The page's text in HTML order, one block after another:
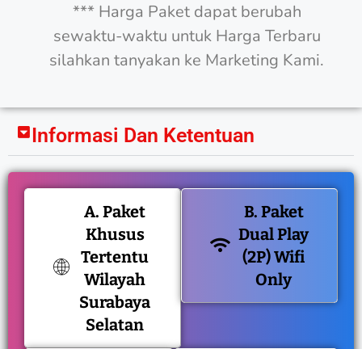
*** Harga Paket dapat berubah
sewaktu-waktu untuk Harga Terbaru
silahkan tanyakan ke Marketing Kami.
Informasi Dan Ketentuan
A. Paket
Khusus
Tertentu
Wilayah
Surabaya
Selatan
B. Paket
Dual Play
(2P) Wifi
Only